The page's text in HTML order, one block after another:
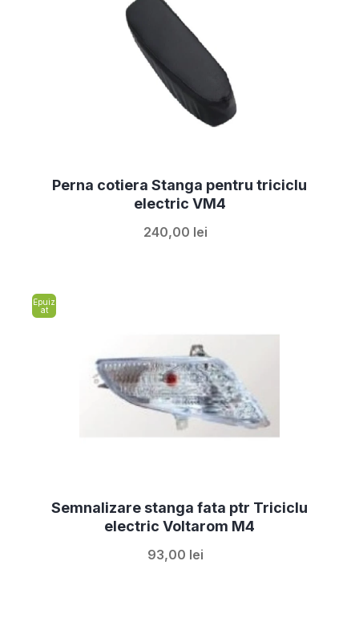
Perna cotiera Stanga pentru triciclu
electric VM4
240,00 lei
Epuiz
at
Semnalizare stanga fata ptr Triciclu
electric Voltarom M4
93,00 lei